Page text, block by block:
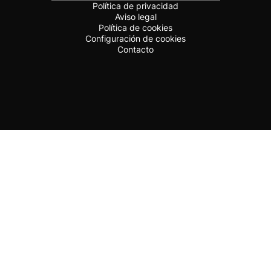
Política de privacidad
Aviso legal
Política de cookies
Configuración de cookies
Contacto